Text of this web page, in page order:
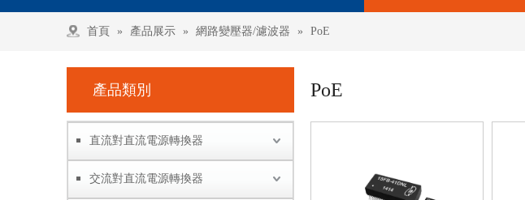
首頁 » 產品展示 » 網路變壓器/濾波器 » PoE
產品類別
直流對直流電源轉換器
交流對直流電源轉換器
PoE